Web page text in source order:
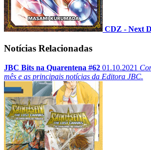
CDZ - Next
Notícias Relacionadas
JBC Bits na Quarentena #62 01.10.2021
mês e as principais notícias da Editora JBC.